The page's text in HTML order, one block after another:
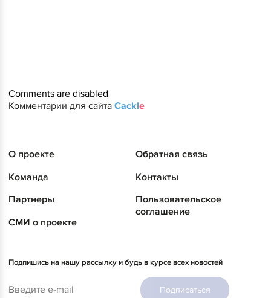
Comments are disabled
Комментарии для сайта Cackle
О проекте
Команда
Партнеры
СМИ о проекте
Обратная связь
Контакты
Пользовательское
соглашение
Подпишись на нашу рассылку и будь в курсе всех новостей
Подписаться